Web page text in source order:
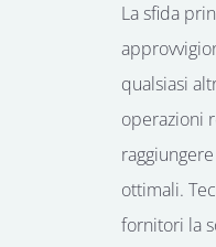
La sfida
qualsiasi
operazioni
raggiungere
ottimali.
fornitori la